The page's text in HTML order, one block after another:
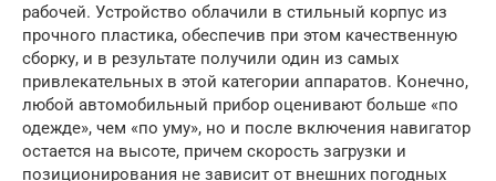
рабочей. Устройство облачили в стильный корпус из
прочного пластика, обеспечив при этом качественную
сборку, и в результате получили один из самых
привлекательных в этой категории аппаратов. Конечно,
любой автомобильный прибор оценивают больше «по
одежде», чем «по уму», но и после включения навигатор
остается на высоте, причем скорость загрузки и
позиционирования не зависит от внешних погодных